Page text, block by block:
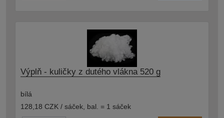
Výplň - kuličky z dutého vlákna 520 g
bílá
128,18 CZK / sáček bal. = 1 sáček